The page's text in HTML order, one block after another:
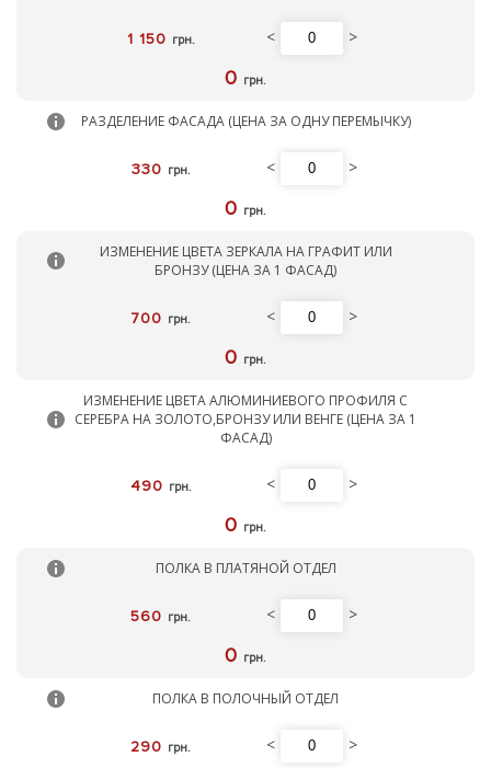
1 150 грн. < >
0 грн.
РАЗДЕЛЕНИЕ ФАСАДА (ЦЕНА ЗА ОДНУ ПЕРЕМЫЧКУ)
330 грн. < >
0 грн.
ИЗМЕНЕНИЕ ЦВЕТА ЗЕРКАЛА НА ГРАФИТ ИЛИ
БРОНЗУ (ЦЕНА ЗА 1 ФАСАД)
700 грн. < >
0 грн.
ИЗМЕНЕНИЕ ЦВЕТА АЛЮМИНИЕВОГО ПРОФИЛЯ С
СЕРЕБРА НА ЗОЛОТО,БРОНЗУ ИЛИ ВЕНГЕ (ЦЕНА ЗА 1
ФАСАД)
490 грн. < >
0 грн.
ПОЛКА В ПЛАТЯНОЙ ОТДЕЛ
560 грн. < >
0 грн.
ПОЛКА В ПОЛОЧНЫЙ ОТДЕЛ
290 грн. < >